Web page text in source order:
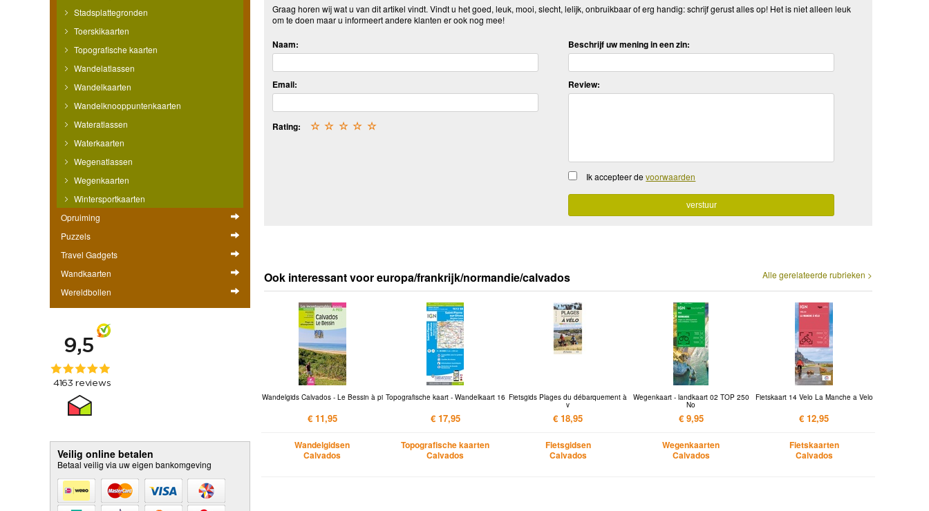
Stadsplattegronden
Toerskikaarten
Topografische kaarten
Wandelatlassen
Wandelkaarten
Wandelknooppuntenkaarten
Wateratlassen
Waterkaarten
Wegenatlassen
Wegenkaarten
Wintersportkaarten
Opruiming
Puzzels
Travel Gadgets
Wandkaarten
Wereldbollen
Veilig online betalen
Betaal veilig via uw eigen bankomgeving
Graag horen wij wat u van dit artikel vindt. Vindt u het goed, leuk, mooi, slecht, lelijk, onbruikbaar of erg handig: schrijf gerust alles op! Het is niet alleen leuk
om te doen maar u informeert andere klanten er ook nog mee!
Naam:
Email:
Rating: ☆
☆
☆
☆
☆
Beschrijf uw mening in een zin:
Review:
Ik accepteer devoorwaarden
Alle gerelateerde rubrieken >
Ook interessant voor europa/frankrijk/normandie/calvados
Wandelgids Calvados - Le Bessin à pi
€ 11,95
Wandelgidsen
Calvados
Topografische kaart - Wandelkaart 16
€ 17,95
Topografische kaarten
Calvados
Fietsgids Plages du débarquement à
v
€ 18,95
Fietsgidsen
Calvados
Wegenkaart - landkaart 02 TOP 250
No
€ 9,95
Wegenkaarten
Calvados
Fietskaart 14 Velo La Manche a Velo
€ 12,95
Fietskaarten
Calvados